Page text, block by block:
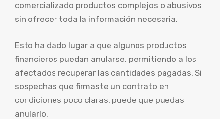
comercializado productos complejos o abusivos
sin ofrecer toda la información necesaria.
Esto ha dado lugar a que algunos productos
financieros puedan anularse, permitiendo a los
afectados recuperar las cantidades pagadas. Si
sospechas que firmaste un contrato en
condiciones poco claras, puede que puedas
anularlo.